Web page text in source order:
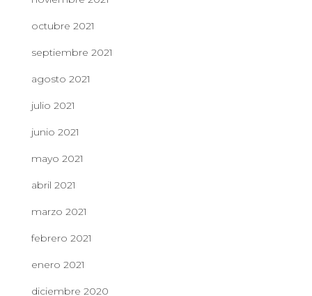
octubre 2021
septiembre 2021
agosto 2021
julio 2021
junio 2021
mayo 2021
abril 2021
marzo 2021
febrero 2021
enero 2021
diciembre 2020